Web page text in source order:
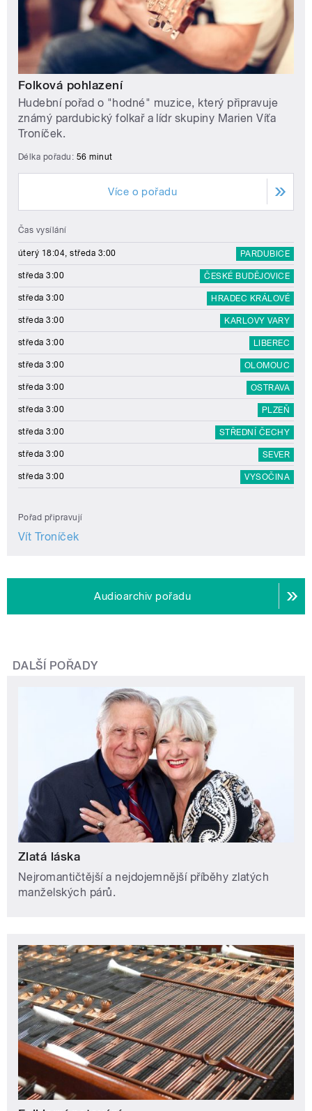
Folková pohlazení
Hudební pořad o "hodné" muzice, který připravuje
známý pardubický folkař a lídr skupiny Marien Víťa
Troníček.
Délka pořadu: 56 minut
Více o pořadu
Čas vysílání
úterý 18:04, středa 3:00 PARDUBICE
středa 3:00 ČESKÉ BUDĚJOVICE
středa 3:00 HRADEC KRÁLOVÉ
středa 3:00 KARLOVY VARY
středa 3:00 LIBEREC
středa 3:00 OLOMOUC
středa 3:00 OSTRAVA
středa 3:00 PLZEŇ
středa 3:00 STŘEDNÍ ČECHY
středa 3:00 SEVER
středa 3:00 VYSOČINA
Pořad připravují
Vít Troníček
Audioarchiv pořadu
DALŠÍ POŘADY
Zlatá láska
Nejromantičtější a nejdojemnější příběhy zlatých
manželských párů.